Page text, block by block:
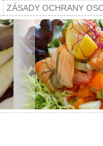
ZÁSADY OCHRANY